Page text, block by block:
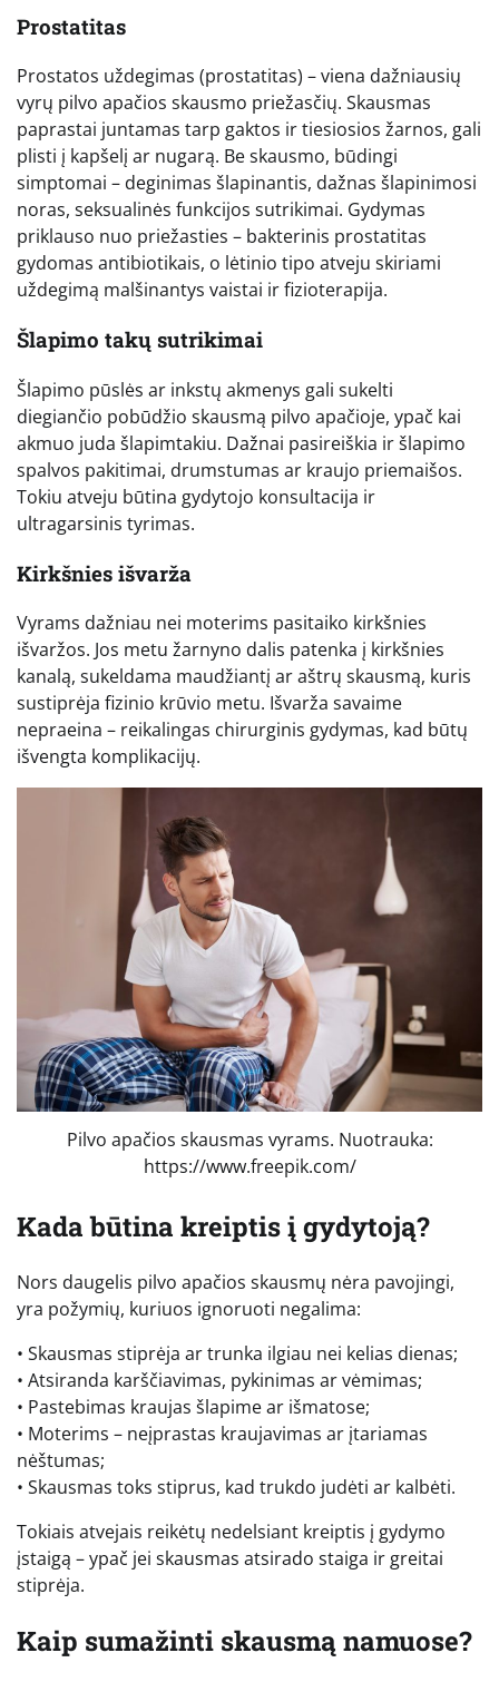
Prostatitas
Prostatos uždegimas (prostatitas) – viena dažniausių
vyrų pilvo apačios skausmo priežasčių. Skausmas
paprastai juntamas tarp gaktos ir tiesiosios žarnos, gali
plisti į kapšelį ar nugarą. Be skausmo, būdingi
simptomai – deginimas šlapinantis, dažnas šlapinimosi
noras, seksualinės funkcijos sutrikimai. Gydymas
priklauso nuo priežasties – bakterinis prostatitas
gydomas antibiotikais, o lėtinio tipo atveju skiriami
uždegimą malšinantys vaistai ir fizioterapija.
Šlapimo takų sutrikimai
Šlapimo pūslės ar inkstų akmenys gali sukelti
diegiančio pobūdžio skausmą pilvo apačioje, ypač kai
akmuo juda šlapimtakiu. Dažnai pasireiškia ir šlapimo
spalvos pakitimai, drumstumas ar kraujo priemaišos.
Tokiu atveju būtina gydytojo konsultacija ir
ultragarsinis tyrimas.
Kirkšnies išvarža
Vyrams dažniau nei moterims pasitaiko kirkšnies
išvaržos. Jos metu žarnyno dalis patenka į kirkšnies
kanalą, sukeldama maudžiantį ar aštrų skausmą, kuris
sustiprėja fizinio krūvio metu. Išvarža savaime
nepraeina – reikalingas chirurginis gydymas, kad būtų
išvengta komplikacijų.
Pilvo apačios skausmas vyrams. Nuotrauka:
https://www.freepik.com/
Kada būtina kreiptis į gydytoją?
Nors daugelis pilvo apačios skausmų nėra pavojingi,
yra požymių, kuriuos ignoruoti negalima:
• Skausmas stiprėja ar trunka ilgiau nei kelias dienas;
• Atsiranda karščiavimas, pykinimas ar vėmimas;
• Pastebimas kraujas šlapime ar išmatose;
• Moterims – neįprastas kraujavimas ar įtariamas
nėštumas;
• Skausmas toks stiprus, kad trukdo judėti ar kalbėti.
Tokiais atvejais reikėtų nedelsiant kreiptis į gydymo
įstaigą – ypač jei skausmas atsirado staiga ir greitai
stiprėja.
Kaip sumažinti skausmą namuose?